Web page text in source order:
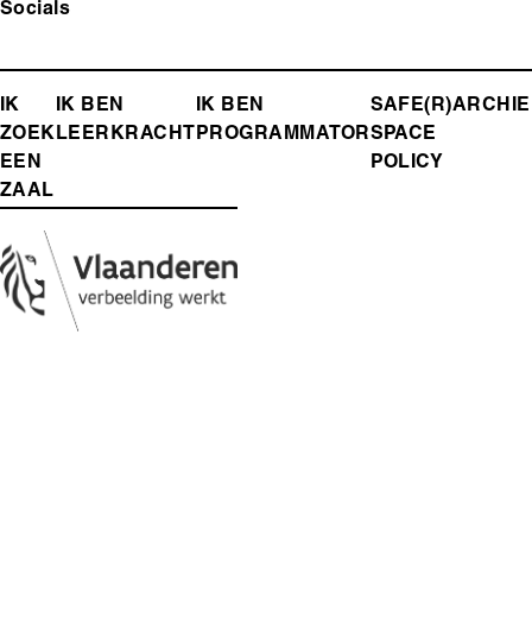
Socials
FOOTER-
MENU
IK
ZOEK
EEN
ZAAL
IK BEN
LEERKRACHT
IK BEN
PROGRAMMATOR
SAFE(R)
SPACE
POLICY
Media
Afbeelding